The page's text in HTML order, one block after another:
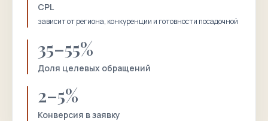
CPL
зависит от региона, конкуренции и готовности посадочной
35–55%
Доля целевых обращений
2–5%
Конверсия в заявку